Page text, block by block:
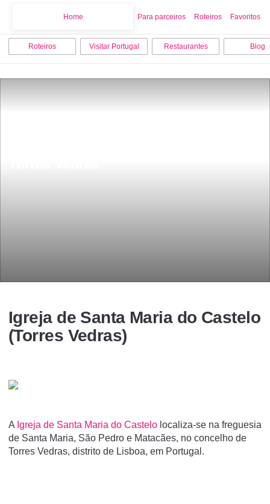
Home Para parceiros Roteiros Favoritos
Roteiros Visitar Portugal Restaurantes Blog
Igreja de Santa Maria do Castelo
(Torres Vedras)
A Igreja de Santa Maria do Castelo localiza-se na freguesia
de Santa Maria, São Pedro e Matacães, no concelho de
Torres Vedras, distrito de Lisboa, em Portugal.